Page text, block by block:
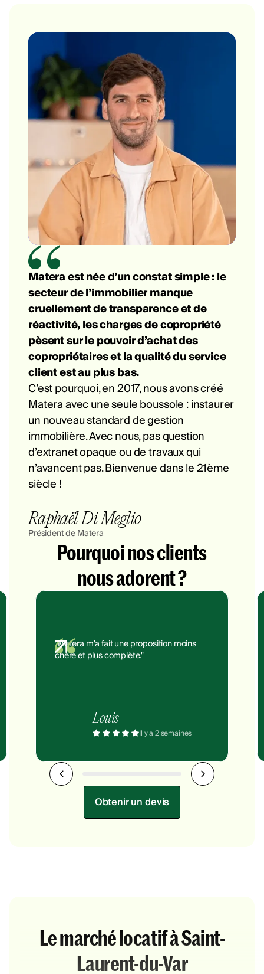
Matera est née d’un constat simple : le
secteur de l’immobilier manque
cruellement de transparence et de
réactivité, les charges de copropriété
pèsent sur le pouvoir d’achat des
copropriétaires et la qualité du service
client est au plus bas.
C’est pourquoi, en 2017, nous avons créé
Matera avec une seule boussole : instaurer
un nouveau standard de gestion
immobilière. Avec nous, pas question
d’extranet opaque ou de travaux qui
n’avancent pas. Bienvenue dans le 21ème
siècle !
Raphaël Di Meglio
Président de Matera
Pourquoi nos clients
nous adorent ?
"Matera m'a fait une proposition moins
chère et plus complète."
Louis
Il y a 2 semaines
Obtenir un devis
Le marché locatif à Saint-
Laurent-du-Var